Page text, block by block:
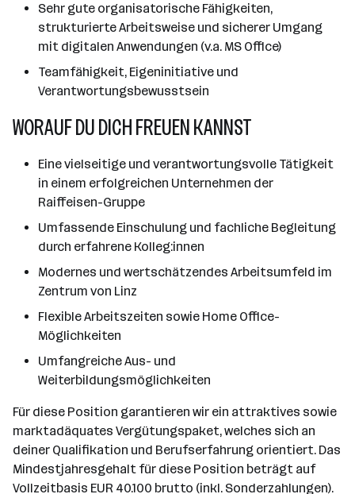
Sehr gute organisatorische Fähigkeiten,
strukturierte Arbeitsweise und sicherer Umgang
mit digitalen Anwendungen (v.a. MS Office)
Teamfähigkeit, Eigeninitiative und
Verantwortungsbewusstsein
WORAUF DU DICH FREUEN KANNST
Eine vielseitige und verantwortungsvolle Tätigkeit
in einem erfolgreichen Unternehmen der
Raiffeisen-Gruppe
Umfassende Einschulung und fachliche Begleitung
durch erfahrene Kolleg:innen
Modernes und wertschätzendes Arbeitsumfeld im
Zentrum von Linz
Flexible Arbeitszeiten sowie Home Office-
Möglichkeiten
Umfangreiche Aus- und
Weiterbildungsmöglichkeiten
Für diese Position garantieren wir ein attraktives sowie
marktadäquates Vergütungspaket, welches sich an
deiner Qualifikation und Berufserfahrung orientiert. Das
Mindestjahresgehalt für diese Position beträgt auf
Vollzeitbasis EUR 40.100 brutto (inkl. Sonderzahlungen).